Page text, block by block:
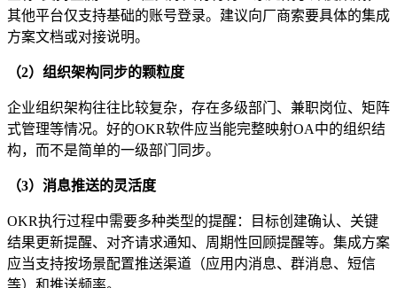
其他平台仅支持基础的账号登录。建议向厂商索要具体的集成
方案文档或对接说明。
（2）组织架构同步的颗粒度
企业组织架构往往比较复杂，存在多级部门、兼职岗位、矩阵
式管理等情况。好的OKR软件应当能完整映射OA中的组织结
构，而不是简单的一级部门同步。
（3）消息推送的灵活度
OKR执行过程中需要多种类型的提醒：目标创建确认、关键
结果更新提醒、对齐请求通知、周期性回顾提醒等。集成方案
应当支持按场景配置推送渠道（应用内消息、群消息、短信
等）和推送频率。